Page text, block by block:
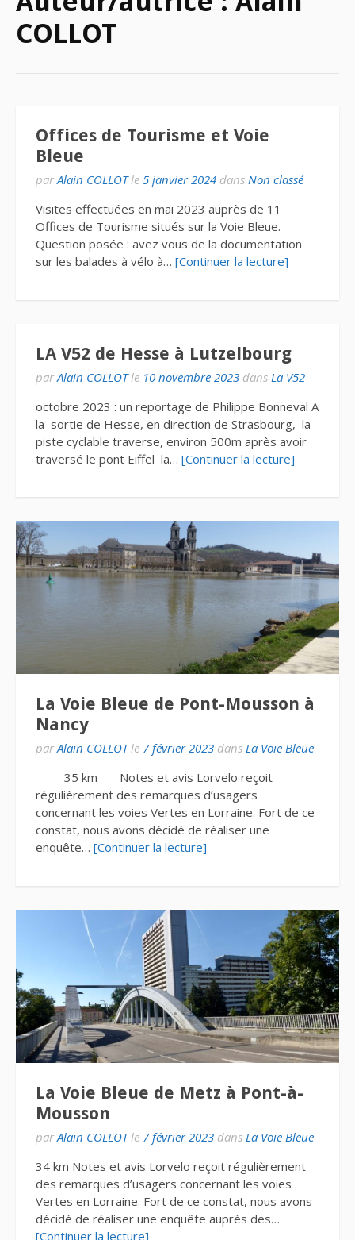
COLLOT
Offices de Tourisme et Voie
Bleue
parAlain COLLOTle 5 janvier 2024 dans Non classé
Visites effectuées en mai 2023 auprès de 11
Offices de Tourisme situés sur la Voie Bleue.
Question posée : avez vous de la documentation
sur les balades à vélo à… [Continuer la lecture]
LA V52 de Hesse à Lutzelbourg
par Alain COLLOTle 10 novembre 2023 dans La V52
octobre 2023 : un reportage de Philippe Bonneval A
la sortie de Hesse, en direction de Strasbourg, la
piste cyclable traverse, environ 500m après avoir
traversé le pont Eiffel la… [Continuer la lecture]
La Voie Bleue de Pont-Mousson à
Nancy
parAlain COLLOTle 7 février 2023 dans La Voie Bleue
35 km Notes et avis Lorvelo reçoit
régulièrement des remarques d’usagers
concernant les voies Vertes en Lorraine. Fort de ce
constat, nous avons décidé de réaliser une
enquête… [Continuer la lecture]
La Voie Bleue de Metz à Pont-à-
Mousson
par Alain COLLOTle 7 février 2023 dans La Voie Bleue
34 km Notes et avis Lorvelo reçoit régulièrement
des remarques d’usagers concernant les voies
Vertes en Lorraine. Fort de ce constat, nous avons
décidé de réaliser une enquête auprès des…
[Continuer la lecture]